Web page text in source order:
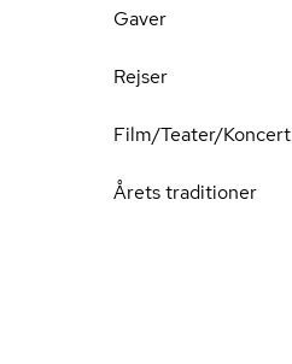
Gaver
Rejser
Film/Teater/Koncert
Årets traditioner